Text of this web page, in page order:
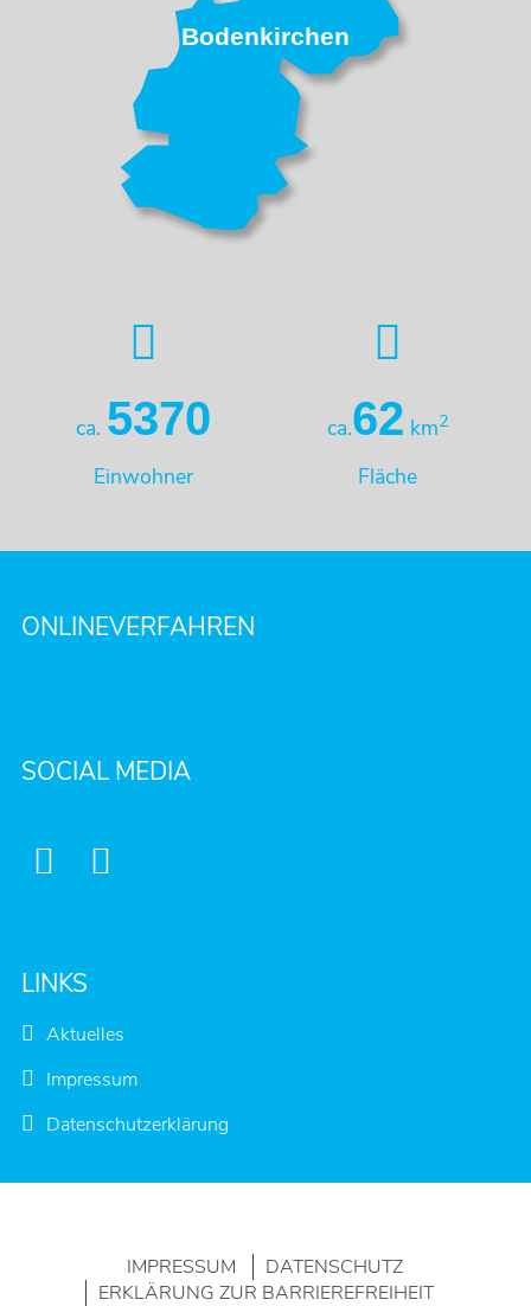
Bodenkirchen
ca. 5370
Einwohner
ca.62 km2
Fläche
ONLINEVERFAHREN
SOCIAL MEDIA
 
LINKS
Aktuelles
Impressum
Datenschutzerklärung
IMPRESSUM
DATENSCHUTZ
ERKLÄRUNG ZUR BARRIEREFREIHEIT